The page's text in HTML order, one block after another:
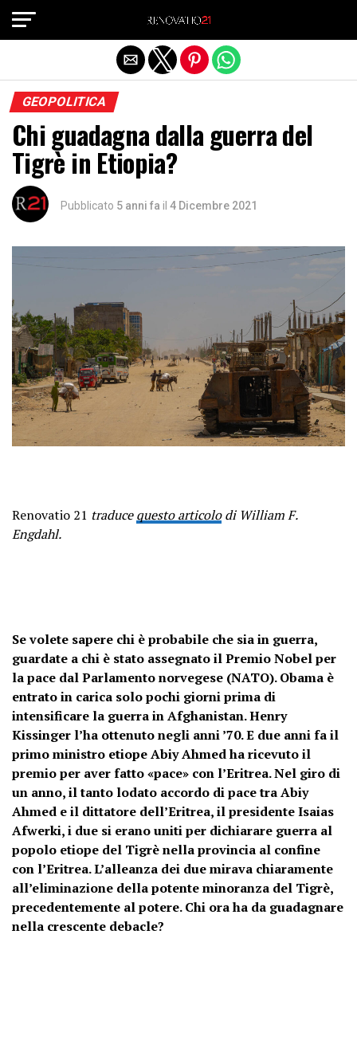
GEOPOLITICA
Chi guadagna dalla guerra del
Tigrè in Etiopia?
Pubblicato 5 anni fa il 4 Dicembre 2021
Renovatio 21 traducequesto articolodi William F.
Engdahl.
Se volete sapere chi è probabile che sia in guerra,
guardate a chi è stato assegnato il Premio Nobel per
la pace dal Parlamento norvegese (NATO). Obama è
entrato in carica solo pochi giorni prima di
intensificare la guerra in Afghanistan. Henry
Kissinger l’ha ottenuto negli anni ’70. E due anni fa il
primo ministro etiope Abiy Ahmed ha ricevuto il
premio per aver fatto «pace» con l’Eritrea. Nel giro di
un anno, il tanto lodato accordo di pace tra Abiy
Ahmed e il dittatore dell’Eritrea, il presidente Isaias
Afwerki, i due si erano uniti per dichiarare guerra al
popolo etiope del Tigrè nella provincia al confine
con l’Eritrea. L’alleanza dei due mirava chiaramente
all’eliminazione della potente minoranza del Tigrè,
precedentemente al potere. Chi ora ha da guadagnare
nella crescente debacle?
Exit mobile version